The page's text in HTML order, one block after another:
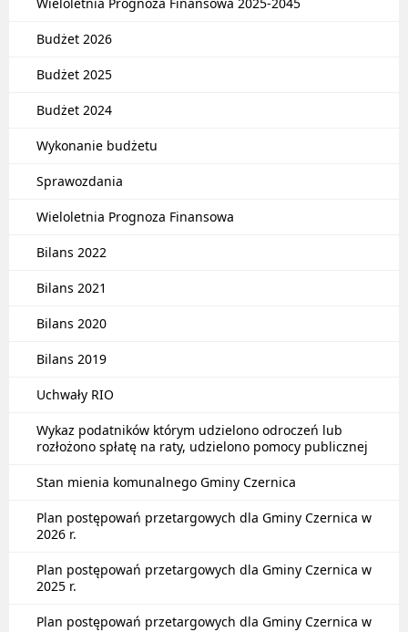
Budżet 2026
Budżet 2025
Budżet 2024
Wykonanie budżetu
Sprawozdania
Wieloletnia Prognoza Finansowa
Bilans 2022
Bilans 2021
Bilans 2020
Bilans 2019
Uchwały RIO
Wykaz podatników którym udzielono odroczeń lub
rozłożono spłatę na raty, udzielono pomocy publicznej
Stan mienia komunalnego Gminy Czernica
Plan postępowań przetargowych dla Gminy Czernica w
2026 r.
Plan postępowań przetargowych dla Gminy Czernica w
2025 r.
Plan postępowań przetargowych dla Gminy Czernica w